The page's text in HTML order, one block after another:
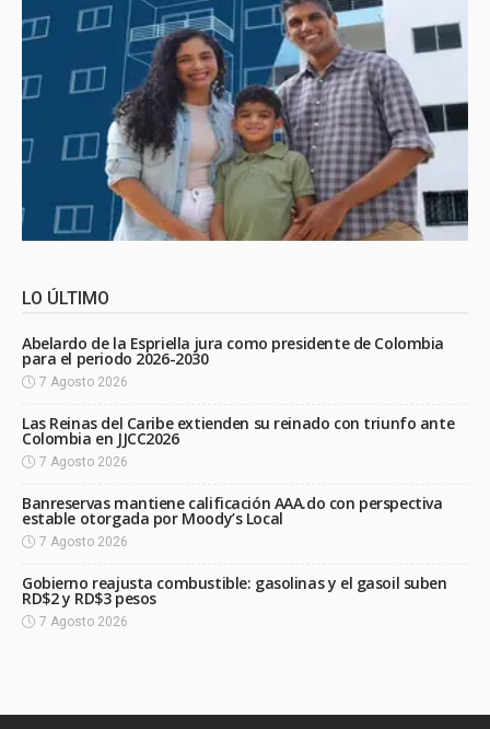
LO ÚLTIMO
Abelardo de la Espriella jura como presidente de Colombia
para el periodo 2026-2030
7 Agosto 2026
Las Reinas del Caribe extienden su reinado con triunfo ante
Colombia en JJCC2026
7 Agosto 2026
Banreservas mantiene calificación AAA.do con perspectiva
estable otorgada por Moody’s Local
7 Agosto 2026
Gobierno reajusta combustible: gasolinas y el gasoil suben
RD$2 y RD$3 pesos
7 Agosto 2026